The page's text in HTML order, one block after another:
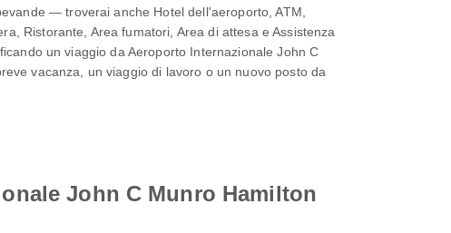
— troverai anche Hotel dell'aeroporto, ATM,
Ristorante, Area fumatori, Area di attesa e Assistenza
un viaggio da Aeroporto Internazionale John C
vacanza, un viaggio di lavoro o un nuovo posto da
John C Munro Hamilton